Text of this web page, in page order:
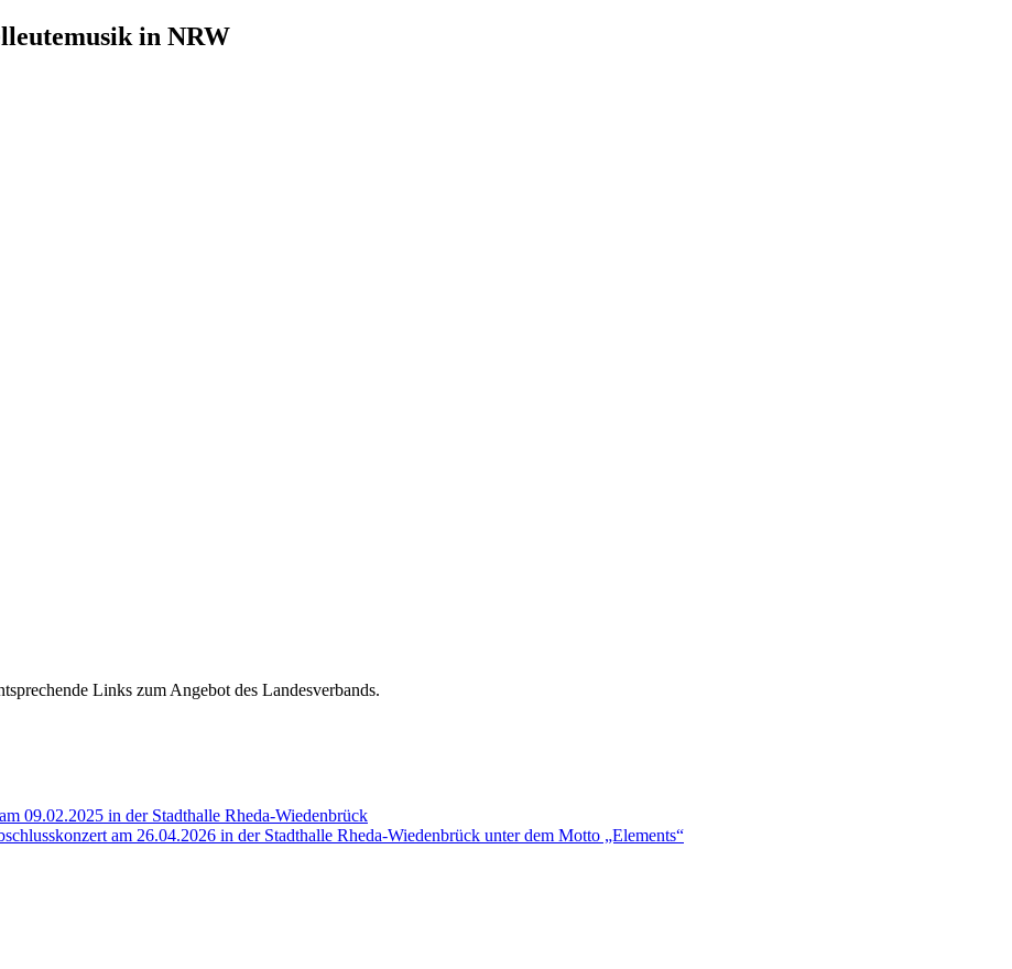
in NRW
Links zum Angebot des Landesverbands.
09.02.2025 in der Stadthalle Rheda-Wiedenbrück
am 26.04.2026 in der Stadthalle Rheda-Wiedenbrück unter dem Motto „Elements“